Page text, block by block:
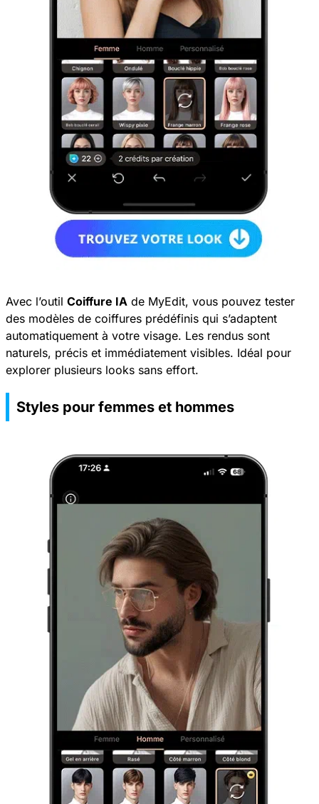
Avec l’outil Coiffure IA de MyEdit, vous pouvez tester
des modèles de coiffures prédéfinis qui s’adaptent
automatiquement à votre visage. Les rendus sont
naturels, précis et immédiatement visibles. Idéal pour
explorer plusieurs looks sans effort.
Styles pour femmes et hommes